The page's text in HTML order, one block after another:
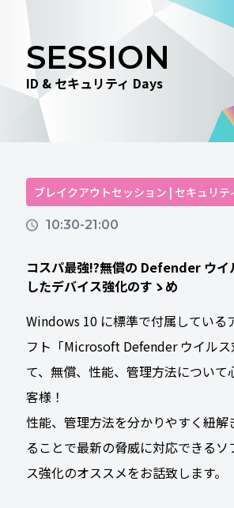
SESSION
ID & セキュリティ Days
ブレイクアウトセッション | セキュリテ
10:30-21:00
コスパ最強!?無償の Defender ウイ
したデバイス強化のすゝめ
Windows 10 に標準で付属している
フト「Microsoft Defender ウイル
て、無償、性能、管理方法について
客様！
性能、管理方法を分かりやすく紐解
ることで最新の脅威に対応できるソ
ス強化のオススメをお話致します。